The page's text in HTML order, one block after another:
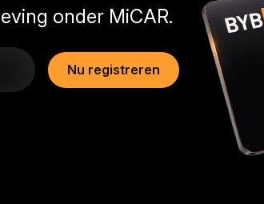
onder MiCAR.
Nu registreren